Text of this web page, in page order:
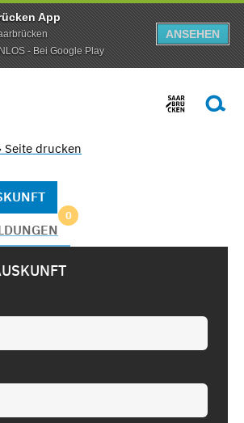
App
- Bei Google Play
ANSEHEN
Seite drucken
0